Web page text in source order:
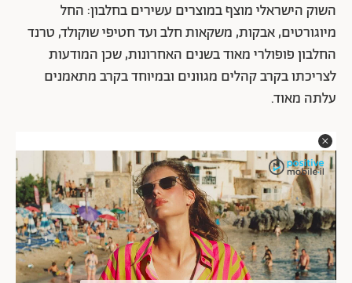
השוק הישראלי מוצף במוצרים עשירים בחלבון: החל
מיוגורטים, אבקות, משקאות חלב ועד חטיפי שוקולד, טרנד
החלבון פופולרי מאוד בשנים האחרונות, שכן המודעות
לצריכתו בקרב קהלים מגוונים ובמיוחד בקרב מתאמנים
עלתה מאוד.